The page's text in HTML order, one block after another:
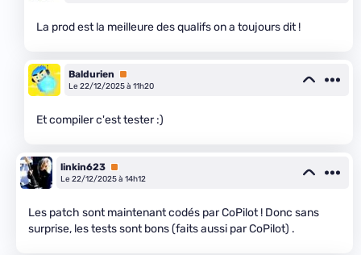
La prod est la meilleure des qualifs on a toujours dit !
Baldurien
Premium
Le 22/12/2025 à 11h20
Et compiler c'est tester :)
linkin623 Premium
Le 22/12/2025 à 14h12
Les patch sont maintenant codés par CoPilot ! Donc sans
surprise, les tests sont bons (faits aussi par CoPilot) .